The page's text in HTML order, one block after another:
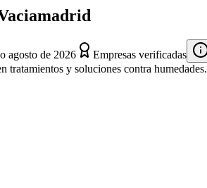
agosto de 2026 Empresas verificadas
tratamientos y soluciones contra humedades.